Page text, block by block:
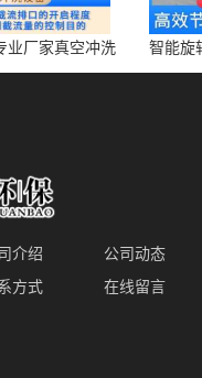
业厂家真空冲洗
环保减少堵塞设
智能旋
点
介绍 公司动态
方式 在线留言